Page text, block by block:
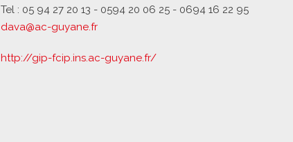
Tel : 05 94 27 20 13 - 0594 20 06 25 - 0694 16 22 95
dava@ac-guyane.fr
http://gip-fcip.ins.ac-guyane.fr/